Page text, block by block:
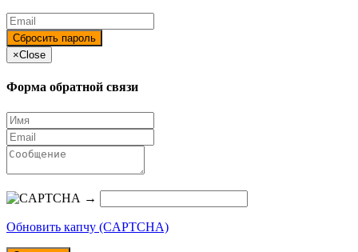
×Close
Форма обратной связи
→
Обновить капчу (CAPTCHA)